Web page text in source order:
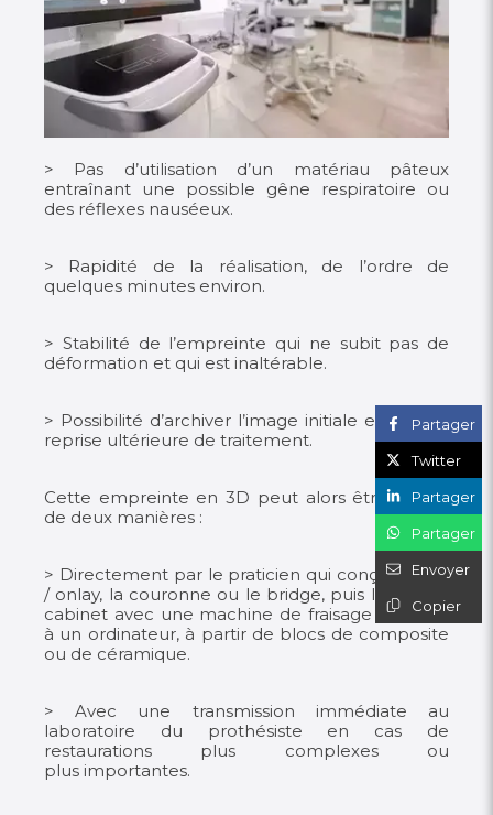
> Pas d’utilisation d’un matériau pâteux
entraînant une possible gêne respiratoire ou
des réflexes nauséeux.
> Rapidité de la réalisation, de l’ordre de
quelques minutes environ.
> Stabilité de l’empreinte qui ne subit pas de
déformation et qui est inaltérable.
> Possibilité d’archiver l’image initiale en cas de
reprise ultérieure de traitement.
Cette empreinte en 3D peut alors être traitée
de deux manières :
> Directement par le praticien qui conçoit l’inlay
/ onlay, la couronne ou le bridge, puis l’usine au
cabinet avec une machine de fraisage couplée
à un ordinateur, à partir de blocs de composite
ou de céramique.
> Avec une transmission immédiate au
laboratoire du prothésiste en cas de
restaurations plus complexes ou
plus importantes.
Partager
Twitter
Partager
Partager
Envoyer
Copier